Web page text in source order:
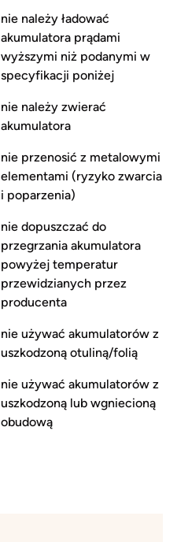
nie należy ładować
akumulatora prądami
wyższymi niż podanymi w
specyfikacji poniżej
nie należy zwierać
akumulatora
nie przenosić z metalowymi
elementami (ryzyko zwarcia
i poparzenia)
nie dopuszczać do
przegrzania akumulatora
powyżej temperatur
przewidzianych przez
producenta
nie używać akumulatorów z
uszkodzoną otuliną/folią
nie używać akumulatorów z
uszkodzoną lub wgniecioną
obudową